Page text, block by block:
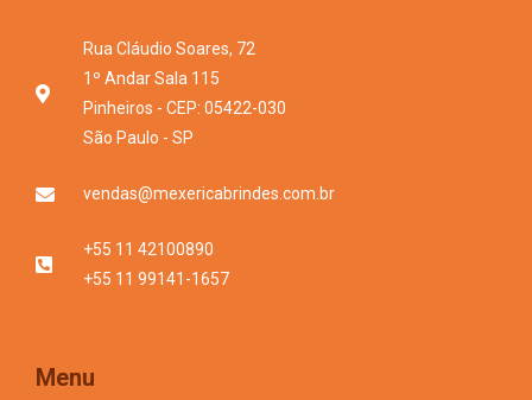
Rua Cláudio Soares, 72
1º Andar Sala 115
Pinheiros - CEP: 05422-030
São Paulo - SP
vendas@mexericabrindes.com.br
+55 11 42100890
+55 11 99141-1657
Menu